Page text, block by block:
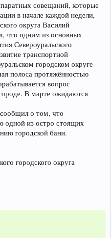
совещаний, которые
в начале каждой недели,
округа Василий
что одним из основных
Североуральского
транспортной
городском округе
полоса протяжённостью
вопрос
В марте ожидаются
о том, что
одной из остро стоящих
городской бани.
городского округа